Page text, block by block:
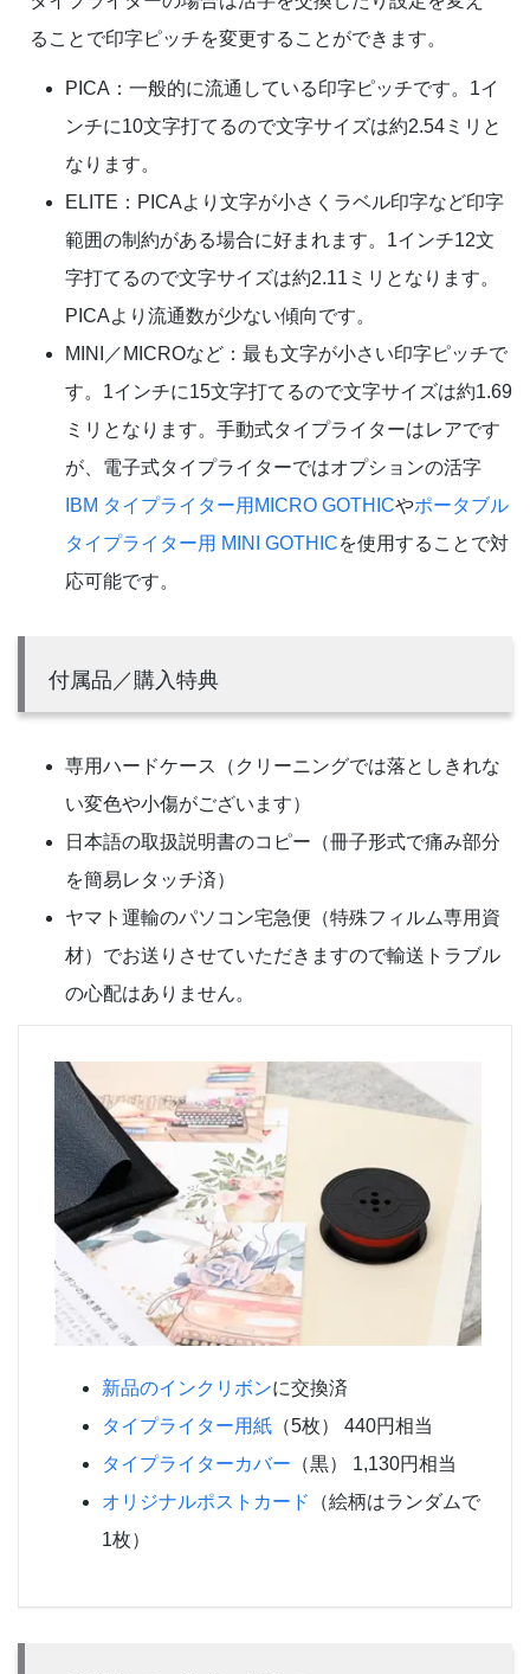
ることで印字ピッチを変更することができます。
PICA：一般的に流通している印字ピッチです。1イ
ンチに10文字打てるので文字サイズは約2.54ミリと
なります。
ELITE：PICAより文字が小さくラベル印字など印字
範囲の制約がある場合に好まれます。1インチ12文
字打てるので文字サイズは約2.11ミリとなります。
PICAより流通数が少ない傾向です。
MINI／MICROなど：最も文字が小さい印字ピッチで
す。1インチに15文字打てるので文字サイズは約1.69
ミリとなります。手動式タイプライターはレアです
が、電子式タイプライターではオプションの活字
IBM タイプライター用MICRO GOTHICやポータブル
タイプライター用 MINI GOTHICを使用することで対
応可能です。
付属品／購入特典
専用ハードケース（クリーニングでは落としきれな
い変色や小傷がございます）
日本語の取扱説明書のコピー（冊子形式で痛み部分
を簡易レタッチ済）
ヤマト運輸のパソコン宅急便（特殊フィルム専用資
材）でお送りさせていただきますので輸送トラブル
の心配はありません。
新品のインクリボンに交換済
タイプライター用紙 （5枚） 440円相当
タイプライターカバー （黒） 1,130円相当
オリジナルポストカード
（絵柄はランダムで
1枚）